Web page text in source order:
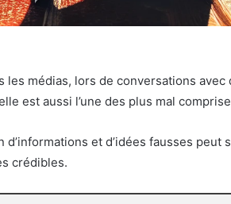
médias, lors de conversations
est aussi l’une des plus mal
et d’idées fausses peut
crédibles.